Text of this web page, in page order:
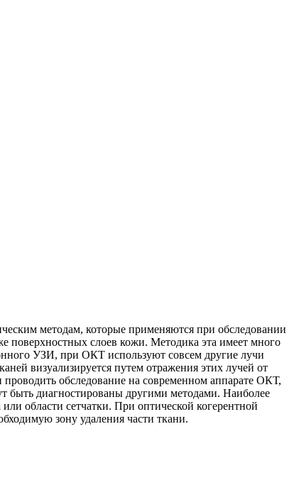
методам, которые применяются при обследовании
поверхностных слоев кожи. Методика эта имеет много
УЗИ, при ОКТ используют совсем другие лучи
визуализируется путем отражения этих лучей от
обследование на современном аппарате ОКТ,
быть диагностированы другими методами. Наиболее
области сетчатки. При оптической когерентной
зону удаления части ткани.